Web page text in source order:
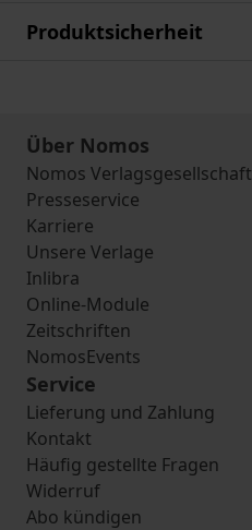
Produktsicherheit
Über Nomos
Nomos Verlagsgesellschaft
Presseservice
Karriere
Unsere Verlage
Inlibra
Online-Module
Zeitschriften
NomosEvents
Service
Lieferung und Zahlung
Kontakt
Häufig gestellte Fragen
Widerruf
Abo kündigen